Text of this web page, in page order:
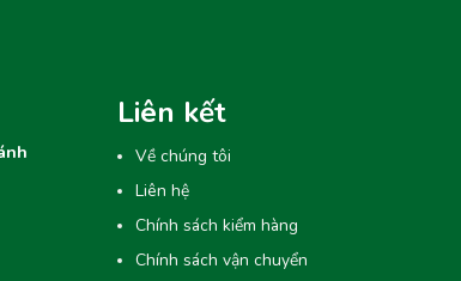
Liên kết
Về chúng tôi
Liên hệ
Chính sách kiểm hàng
Chính sách vận chuyển